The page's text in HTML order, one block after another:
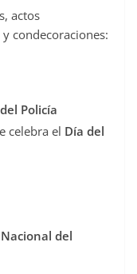
actos
condecoraciones:
Policía
celebra el Día del
del